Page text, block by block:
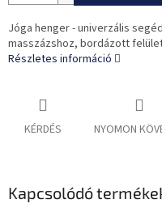
Jóga henger - univerzális
masszázshoz, bordázott
Részletes információ
KÉRDÉS NYOMON
Kapcsolódó